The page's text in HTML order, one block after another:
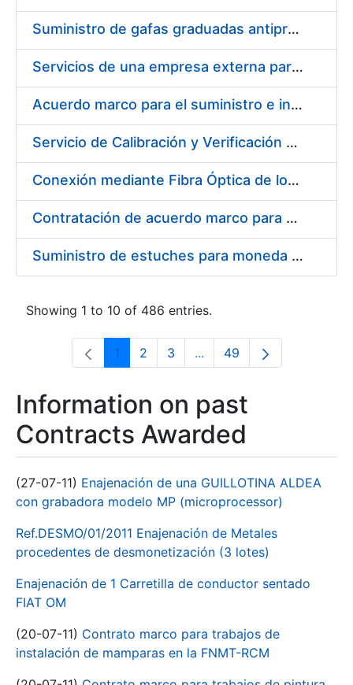
Suministro de gafas graduadas antiproyecciones para los trabajadores de la FNMT-RCM en los centros de trabajo de Madrid y Burgos
Servicios de una empresa externa para el asesoramiento y resolución de los recursos de alzada que se presentan relacionados con procesos de selección para la FNMT-RCM
Acuerdo marco para el suministro e instalación de persianas, estores y otros complementos
Servicio de Calibración y Verificación Externa de los Equipos de Medición del Servicio de Prevención de la FNMT-RCM
Conexión mediante Fibra Óptica de los Centros de Proceso de Datos (CPDs) de las sedes de la FNMT-RCM de Burgos y Madrid
Contratación de acuerdo marco para el Suministro de Material de Electricidad para la Fábrica Nacional de Moneda y Timbre-Real Casa de la Moneda en su centro de trabajo de Burgos
Suministro de estuches para moneda de 30 €
Showing 1 to 10 of 486 entries.
Page
1 Page
2 Page
3 ...Intermediate Pages Use
Page
49
Information on past
Contracts Awarded
(27-07-11) Enajenación de una GUILLOTINA ALDEA
con grabadora modelo MP (microprocessor)
Ref.DESMO/01/2011 Enajenación de Metales
procedentes de desmonetización (3 lotes)
Enajenación de 1 Carretilla de conductor sentado
FIAT OM
(20-07-11) Contrato marco para trabajos de
instalación de mamparas en la FNMT-RCM